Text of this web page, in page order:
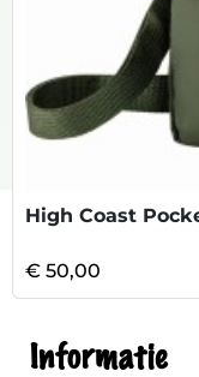
High Coast
€ 50,00
Informatie